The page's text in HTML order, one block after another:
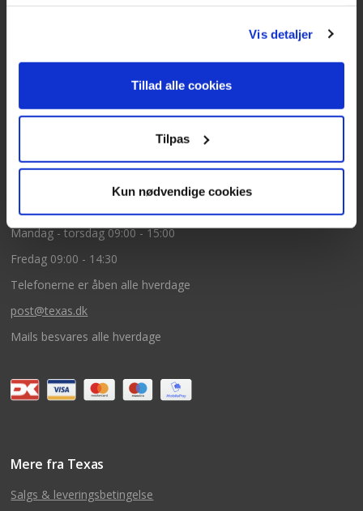
Vis detaljer
Tillad alle cookies
Tilpas
Kun nødvendige cookies
5260 Odense S
Mandag - torsdag 09:00 - 15:00
Fredag 09:00 - 14:30
Telefonerne er åben alle hverdage
post@texas.dk
Mails besvares alle hverdage
Mere fra Texas
Salgs & leveringsbetingelse